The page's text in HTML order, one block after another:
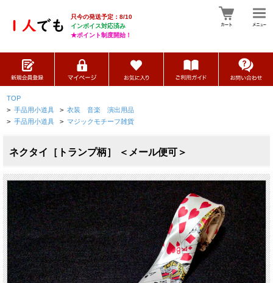
只今の発送予定：8/10
インボイス対応済み
★ポイント制度開始！
TOP
> 手品用小道具 > 衣装 音楽 演出用品
> 手品用小道具 > マジックモチーフ雑貨
ネクタイ［トランプ柄］ ＜メール便可＞